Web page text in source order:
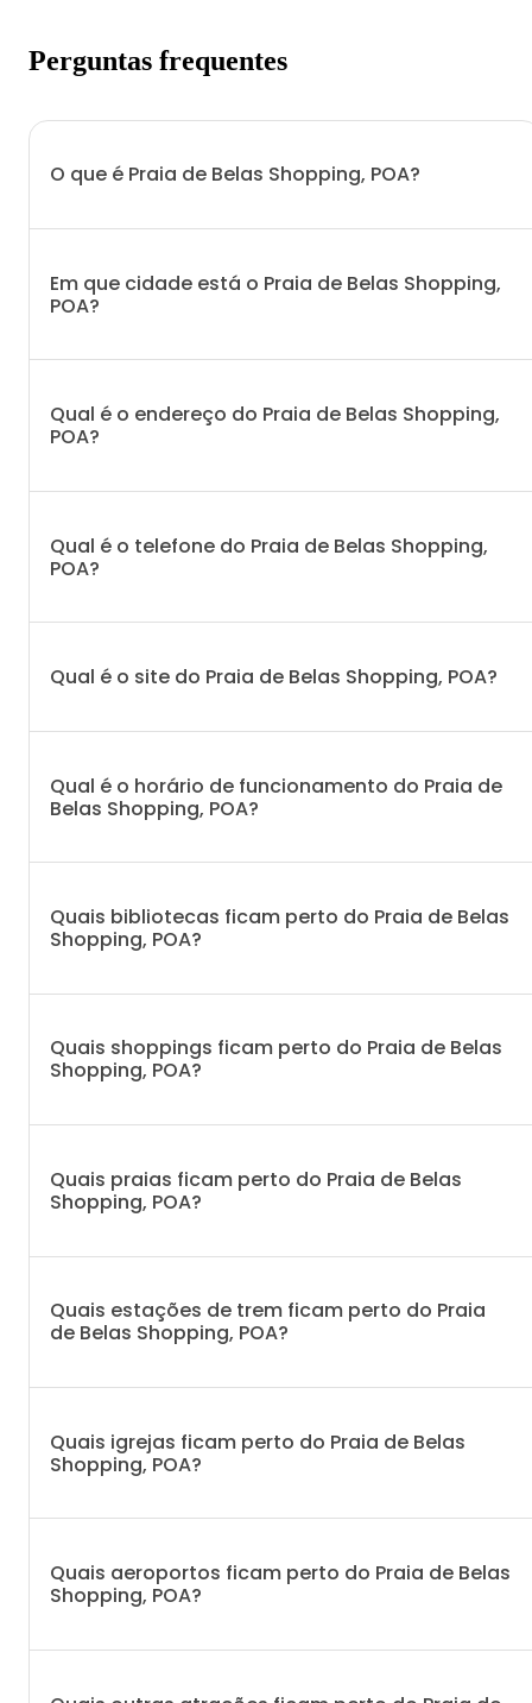
Perguntas frequentes
O que é Praia de Belas Shopping, POA?
Em que cidade está o Praia de Belas Shopping,
POA?
Qual é o endereço do Praia de Belas Shopping,
POA?
Qual é o telefone do Praia de Belas Shopping,
POA?
Qual é o site do Praia de Belas Shopping, POA?
Qual é o horário de funcionamento do Praia de
Belas Shopping, POA?
Quais bibliotecas ficam perto do Praia de Belas
Shopping, POA?
Quais shoppings ficam perto do Praia de Belas
Shopping, POA?
Quais praias ficam perto do Praia de Belas
Shopping, POA?
Quais estações de trem ficam perto do Praia
de Belas Shopping, POA?
Quais igrejas ficam perto do Praia de Belas
Shopping, POA?
Quais aeroportos ficam perto do Praia de Belas
Shopping, POA?